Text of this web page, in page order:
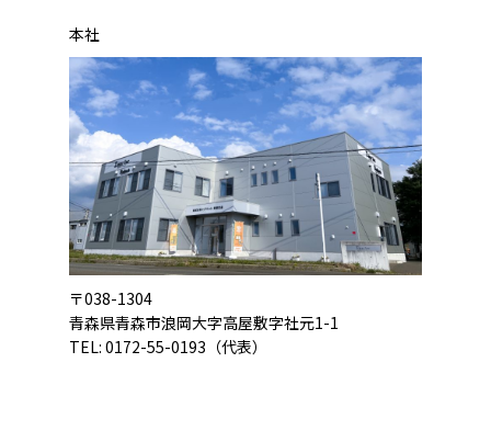
本社
〒038-1304
青森県青森市浪岡大字高屋敷字社元1-1
TEL: 0172-55-0193（代表）